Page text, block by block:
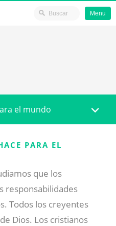
Menu
el mundo
PARA EL
que los
responsabilidades
Todos los creyentes
Dios. Los cristianos